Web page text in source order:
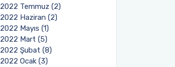
2022 Temmuz (2)
2022 Haziran (2)
2022 Mayıs (1)
2022 Mart (5)
2022 Şubat (8)
2022 Ocak (3)